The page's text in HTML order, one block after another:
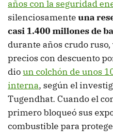
años con la seguridad
silenciosamente una
casi 1.400 millones de
durante años crudo
precios con descuento
dioun colchón de unos
interna, según el
Tugendhat. Cuando el
primero bloqueó sus
combustible para